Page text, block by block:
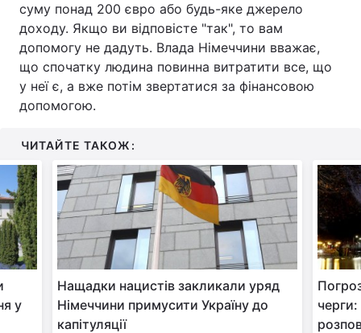
суму понад 200 євро або будь-яке джерело
доходу. Якщо ви відповісте "так", то вам
допомогу не дадуть. Влада Німеччини вважає,
що спочатку людина повинна витратити все, що
у неї є, а вже потім звертатися за фінансовою
допомогою.
ЧИТАЙТЕ ТАКОЖ:
у
Нащадки нацистів закликали уряд
Німеччини примусити Україну до
капітуляції